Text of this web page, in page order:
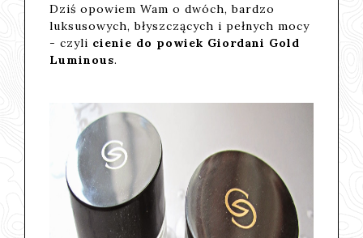
Dziś opowiem Wam o dwóch, bardzo
luksusowych, błyszczących i pełnych mocy
- czyli cienie do powiek Giordani Gold
Luminous.